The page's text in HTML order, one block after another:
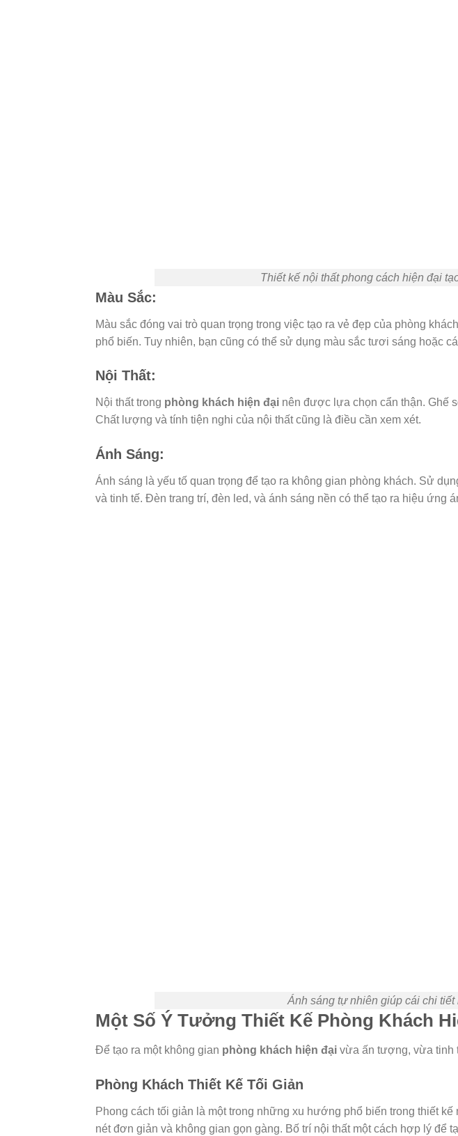
Thiết kế nội thất phong cách hiện đại
Màu Sắc:
Màu sắc đóng vai trò quan trọng trong việc tạo ra vẻ đẹp của phòng
phổ biến. Tuy nhiên, bạn cũng có thể sử dụng màu sắc tươi sáng hoặc
Nội Thất:
Nội thất trong phòng khách hiện đại nên được lựa chọn cẩn thận. Ghế
Chất lượng và tính tiện nghi của nội thất cũng là điều cần xem xét.
Ánh Sáng:
Ánh sáng là yếu tố quan trọng để tạo ra không gian phòng khách. Sử
và tinh tế. Đèn trang trí, đèn led, và ánh sáng nền có thể tạo ra hiệu ứng
Ánh sáng tự nhiên giúp cái chi
Một Số Ý Tưởng Thiết Kế Phòng Khách
Để tạo ra một không gian phòng khách hiện đại vừa ấn tượng, vừa tinh
Phòng Khách Thiết Kế Tối Giản
Phong cách tối giản là một trong những xu hướng phổ biến trong thiết
nét đơn giản và không gian gọn gàng. Bố trí nội thất một cách hợp lý để